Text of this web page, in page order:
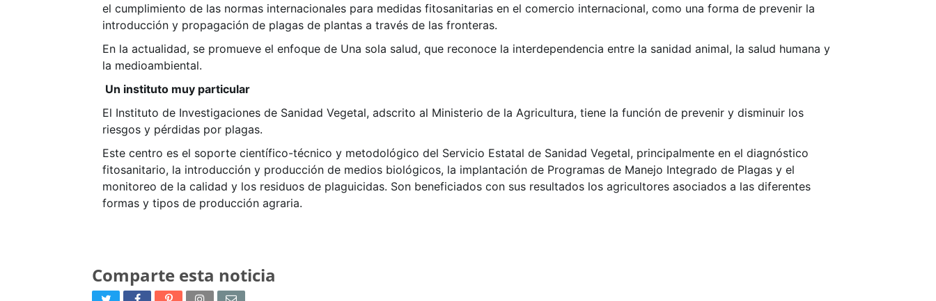
el cumplimiento de las normas internacionales para medidas fitosanitarias en el comercio internacional, como una forma de prevenir la
introducción y propagación de plagas de plantas a través de las fronteras.
En la actualidad, se promueve el enfoque de Una sola salud, que reconoce la interdependencia entre la sanidad animal, la salud humana y
la medioambiental.
Un instituto muy particular
El Instituto de Investigaciones de Sanidad Vegetal, adscrito al Ministerio de la Agricultura, tiene la función de prevenir y disminuir los
riesgos y pérdidas por plagas.
Este centro es el soporte científico-técnico y metodológico del Servicio Estatal de Sanidad Vegetal, principalmente en el diagnóstico
fitosanitario, la introducción y producción de medios biológicos, la implantación de Programas de Manejo Integrado de Plagas y el
monitoreo de la calidad y los residuos de plaguicidas. Son beneficiados con sus resultados los agricultores asociados a las diferentes
formas y tipos de producción agraria.
Comparte esta noticia